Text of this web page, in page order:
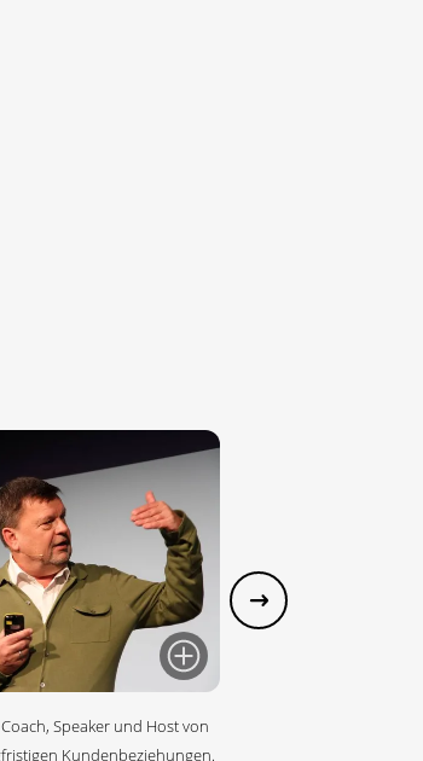
Speaker und Host von
Kundenbeziehungen.